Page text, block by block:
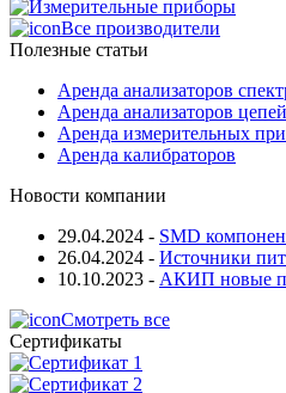
Все производители
Полезные статьи
Аренда анализаторов
Аренда анализаторов цепей
Аренда измерительных
Аренда калибраторов
Новости компании
29.04.2024 - SMD
26.04.2024 - Источники
10.10.2023 - АКИП новые
Смотреть все
Сертификаты